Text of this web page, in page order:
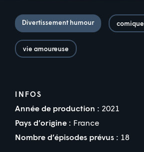
Divertissement humour comique
vie amoureuse
INFOS
Année de production : 2021
Pays d’origine : France
Nombre d’épisodes prévus : 18